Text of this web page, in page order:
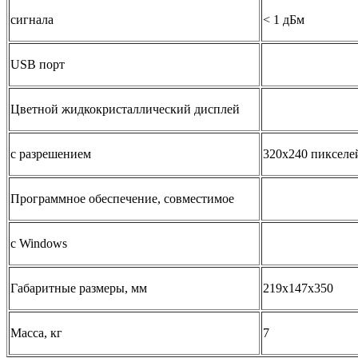
сигнала < 1 дБм
USB порт
Цветной жидкокристаллический дисплей
с разрешением 320x240
Программное обеспечение, совместимое
с Windows
Габаритные размеры, мм 219x147x350
Масса, кг 7